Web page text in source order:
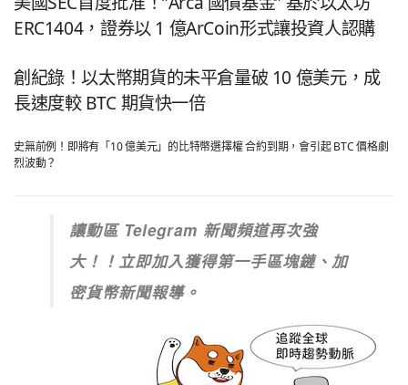
ERC1404，證券以 1 億ArCoin形式讓投資人認購
創紀錄！以太幣期貨的未平倉量破 10 億美元，成
長速度較 BTC 期貨快一倍
史無前例！即將有「10 億美元」的比特幣選擇權 合約到期，會引起 BTC 價格劇
烈波動？
讓動區 Telegram 新聞頻道再次強
大！！立即加入獲得第一手區塊鏈、加
密貨幣新聞報導。